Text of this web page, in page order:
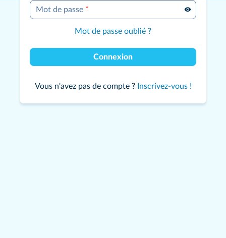
Mot de passe *
Mot de passe oublié ?
Connexion
Vous n'avez pas de compte ? Inscrivez-vous !